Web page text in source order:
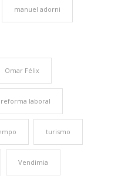
manuel adorni
Omar Félix
reforma laboral
turismo
Vendimia